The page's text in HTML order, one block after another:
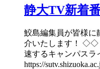
静大TV新着
鮫島編集員が皆様に
介いたします！ ◇◇
速するキャンパスラ
https://